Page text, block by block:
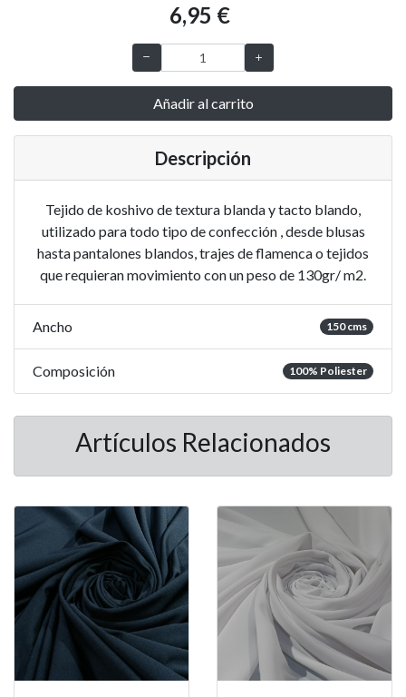
6,95 €
Añadir al carrito
Descripción
Tejido de koshivo de textura blanda y tacto blando,
utilizado para todo tipo de confección , desde blusas
hasta pantalones blandos, trajes de flamenca o tejidos
que requieran movimiento con un peso de 130gr/ m2.
Ancho 150 cms
Composición 100% Poliester
Artículos Relacionados